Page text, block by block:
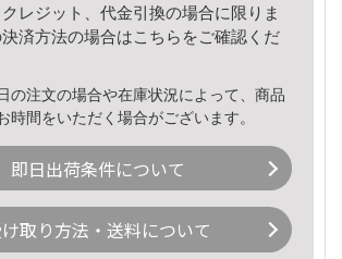
レジット、代金引換の場合に限りま
済方法の場合はこちら をご確認くだ
の注文の場合や在庫状況によって、商品
時間をいただく場合がございます。
即日出荷条件について
取り方法・送料について